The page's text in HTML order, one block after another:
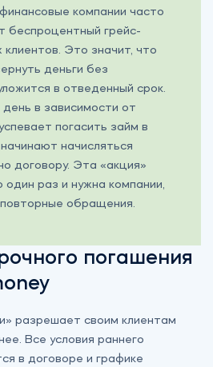
компании часто
беспроцентный грейс-
Это значит, что
деньги без
в отведенный срок.
в зависимости от
погасить займ в
начисляться
договору. Эта «акция»
один раз и нужна компании,
обращения.
погашения
своим клиентам
Все условия раннего
в договоре и графике